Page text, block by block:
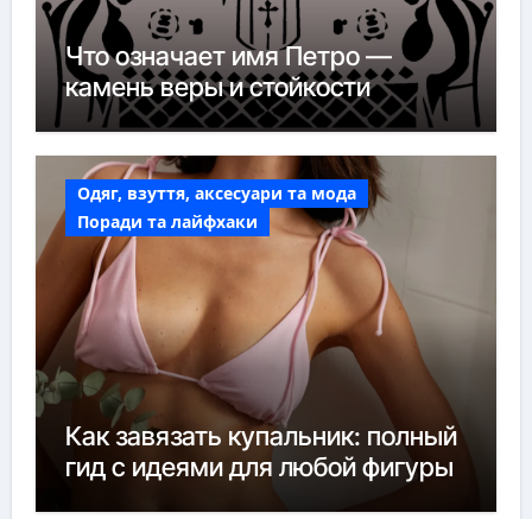
Что означает имя Петро —
камень веры и стойкости
Одяг, взуття, аксесуари та мода
Поради та лайфхаки
Как завязать купальник: полный
гид с идеями для любой фигуры